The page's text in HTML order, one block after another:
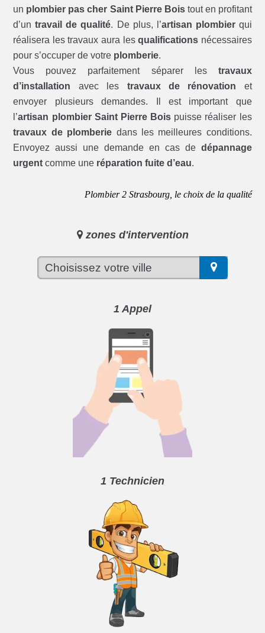
un plombier pas cher Saint Pierre Boistout en profitant
d’untravail de qualité. De plus, l’artisan plombierqui
réalisera les travaux aura lesqualifications nécessaires
pour s’occuper de votre plomberie.
Vous pouvez parfaitement séparer les travaux
d’installation avec les travaux de rénovation et
envoyer plusieurs demandes. Il est important que
l’artisan plombier Saint Pierre Bois puisse réaliser les
travaux de plomberie dans les meilleures conditions.
Envoyez aussi une demande en cas de dépannage
urgent comme une réparation fuite d’eau.
Plombier 2 Strasbourg, le choix de la qualité
zones d'intervention
1 Appel
1 Technicien